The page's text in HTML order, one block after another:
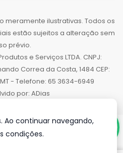
meramente ilustrativas. Todos os
estão sujeitos a alteração sem
prévio.
e Serviços LTDA. CNPJ:
Correa da Costa, 1484 CEP:
- Telefone: 65 3634-6949
por: ADias
Ao continuar navegando,
condições.